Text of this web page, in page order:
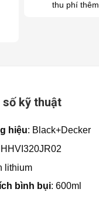
thu phí thêm.
kỹ thuật
hiệu: Black+Decker
HHVI320JR02
lithium
bình bụi: 600ml